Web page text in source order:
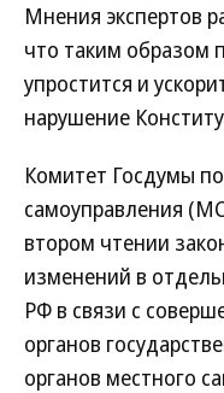
Мнения экспертов
что таким образом
упростится и
нарушение
Комитет Госдумы
самоуправления
втором чтении
изменений в
РФ в связи с
органов
органов местного